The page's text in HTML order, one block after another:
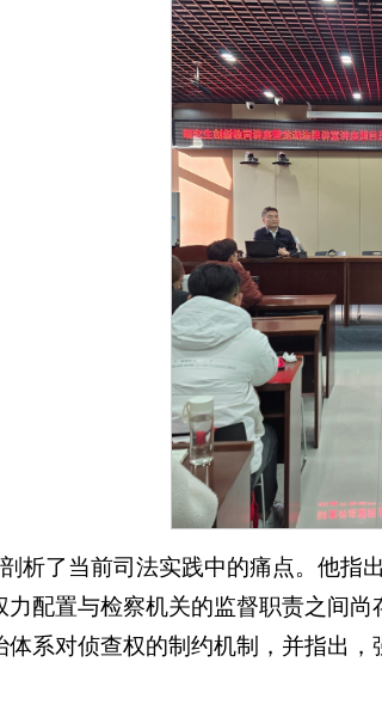
析了当前司法实践中的痛点。他
配置与检察机关的监督职责之间
系对侦查权的制约机制，并指出